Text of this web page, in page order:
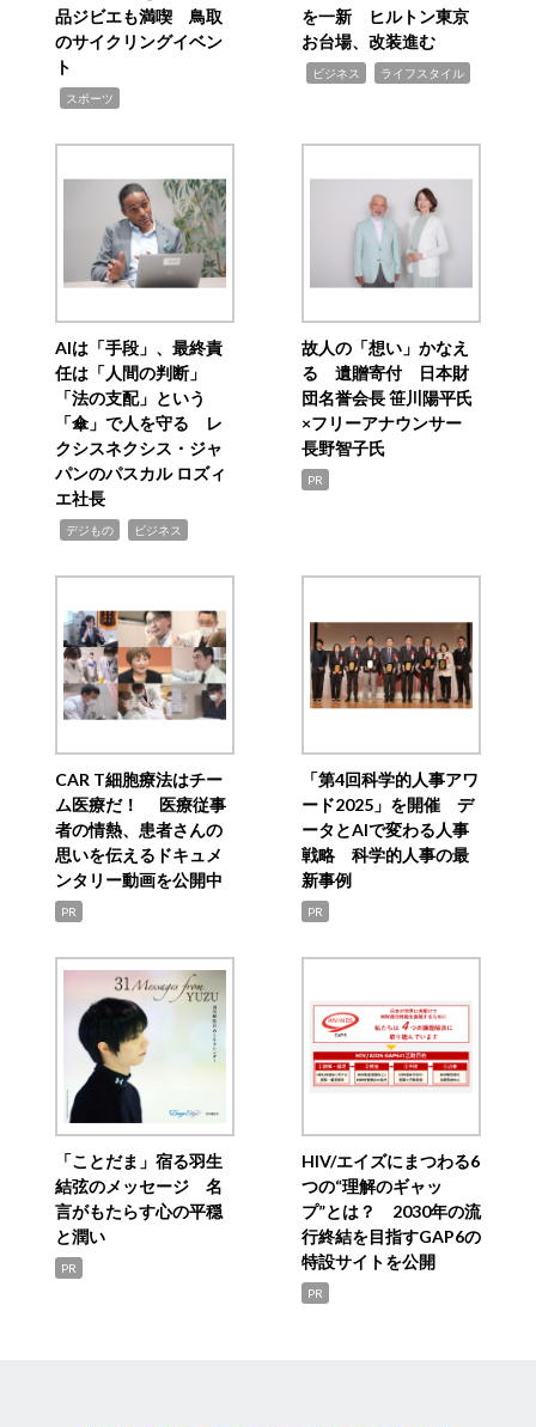
品ジビエも満喫 鳥取
のサイクリングイベン
ト
スポーツ
を一新 ヒルトン東京
お台場、改装進む
ビジネス ライフスタイル
AIは「手段」、最終責
任は「人間の判断」
「法の支配」という
「傘」で人を守る レ
クシスネクシス・ジャ
パンのパスカル ロズィ
エ社長
デジもの ビジネス
故人の「想い」かなえ
る 遺贈寄付 日本財
団名誉会長 笹川陽平氏
×フリーアナウンサー
長野智子氏
PR
CAR T細胞療法はチー
ム医療だ！ 医療従事
者の情熱、患者さんの
思いを伝えるドキュメ
ンタリー動画を公開中
PR
「第4回科学的人事アワ
ード2025」を開催 デ
ータとAIで変わる人事
戦略 科学的人事の最
新事例
PR
「ことだま」宿る羽生
結弦のメッセージ 名
言がもたらす心の平穏
と潤い
PR
HIV/エイズにまつわる6
つの“理解のギャッ
プ”とは？ 2030年の流
行終結を目指すGAP6の
特設サイトを公開
PR